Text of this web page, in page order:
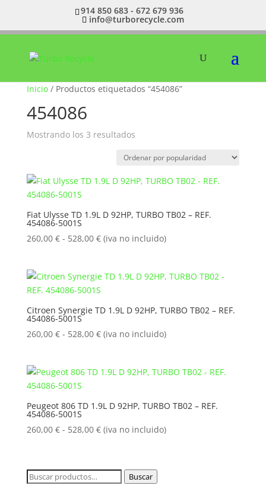
914 850 683 - 672 679 936
info@turborecycle.com
Inicio/ Productos etiquetados “454086”
454086
Mostrando los 3 resultadosOrdenado
popularidad
Fiat Ulysse TD 1.9L D 92HP, TURBO TB02 – REF.
454086-5001S
260,00 € - 528,00 €Rango
desde
260,00 €
hasta
(iva no incluido)
Citroen Synergie TD 1.9L D 92HP, TURBO TB02 – REF.
454086-5001S
260,00 € - 528,00 €Rango
desde
hasta
(iva no incluido)
Peugeot 806 TD 1.9L D 92HP, TURBO TB02 – REF.
454086-5001S
260,00 € - 528,00 €Rango
desde
260,00 €
(iva no incluido)
Buscar
Buscar